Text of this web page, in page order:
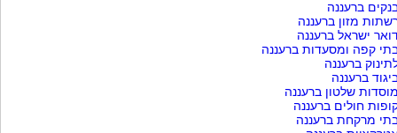
ברעננה
מזון ברעננה
ישראל ברעננה
קפה ומסעדות ברעננה
ברעננה
ברעננה
שלטון ברעננה
חולים ברעננה
מרקחת ברעננה